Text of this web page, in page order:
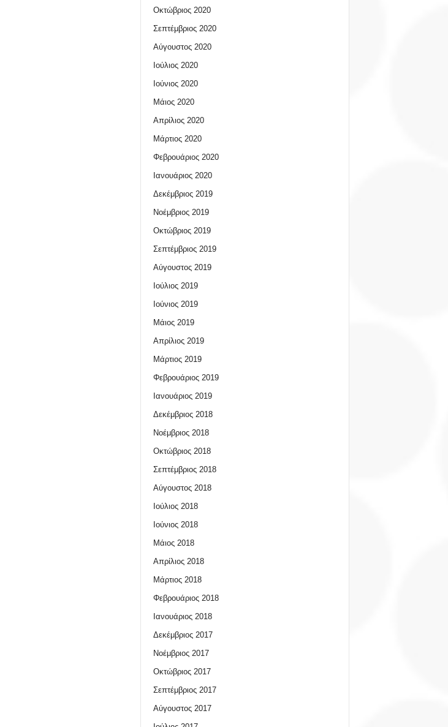
Οκτώβριος 2020
Σεπτέμβριος 2020
Αύγουστος 2020
Ιούλιος 2020
Ιούνιος 2020
Μάιος 2020
Απρίλιος 2020
Μάρτιος 2020
Φεβρουάριος 2020
Ιανουάριος 2020
Δεκέμβριος 2019
Νοέμβριος 2019
Οκτώβριος 2019
Σεπτέμβριος 2019
Αύγουστος 2019
Ιούλιος 2019
Ιούνιος 2019
Μάιος 2019
Απρίλιος 2019
Μάρτιος 2019
Φεβρουάριος 2019
Ιανουάριος 2019
Δεκέμβριος 2018
Νοέμβριος 2018
Οκτώβριος 2018
Σεπτέμβριος 2018
Αύγουστος 2018
Ιούλιος 2018
Ιούνιος 2018
Μάιος 2018
Απρίλιος 2018
Μάρτιος 2018
Φεβρουάριος 2018
Ιανουάριος 2018
Δεκέμβριος 2017
Νοέμβριος 2017
Οκτώβριος 2017
Σεπτέμβριος 2017
Αύγουστος 2017